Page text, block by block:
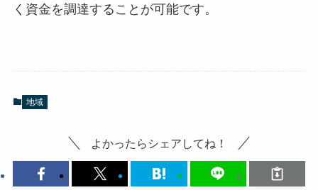
く資金を調達することが可能です。
地域
よかったらシェアしてね！